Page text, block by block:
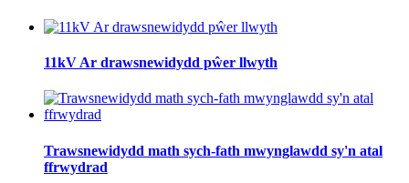
11kV Ar drawsnewidydd pŵer llwyth
Trawsnewidydd math sych-fath mwynglawdd sy'n atal
ffrwydrad